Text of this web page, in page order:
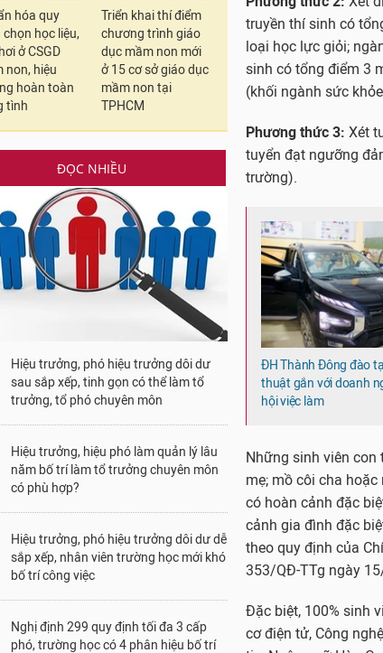
hóa quy
học liệu,
ở CSGD
non, hiệu
hoàn toàn
tình
Triển khai thí điểm
chương trình giáo
dục mầm non mới
ở 15 cơ sở giáo dục
mầm non tại
TPHCM
ĐỌC NHIỀU
Hiệu trưởng, phó hiệu trưởng dôi dư
sau sắp xếp, tinh gọn có thể làm tổ
trưởng, tổ phó chuyên môn
Hiệu trưởng, hiệu phó làm quản lý lâu
năm bố trí làm tổ trưởng chuyên môn
có phù hợp?
Hiệu trưởng, phó hiệu trưởng dôi dư dễ
sắp xếp, nhân viên trường học mới khó
bố trí công việc
Nghị định 299 quy định tối đa 3 cấp
phó, trường học có 4 phân hiệu bố trí
truyền thí sinh có
loại học lực giỏi;
sinh có tổng điểm 3
(khối ngành sức
Phương thức 3: Xét
tuyển đạt ngưỡng
trường).
ĐH Thành Đông đào
thuật gắn với doanh
hội việc làm
Những sinh viên con
mẹ; mồ côi cha
có hoàn cảnh đặc
cảnh gia đình đặc
theo quy định của
353/QĐ-TTg ngày
Đặc biệt, 100% sinh
cơ điện tử, Công